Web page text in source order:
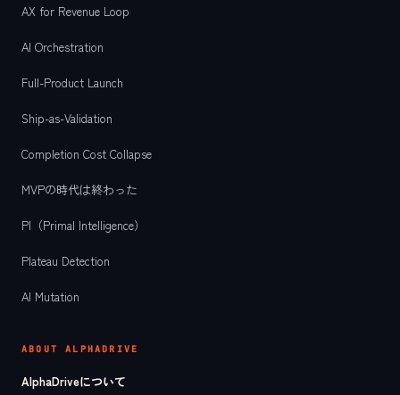
AX for Revenue Loop
AI Orchestration
Full-Product Launch
Ship-as-Validation
Completion Cost Collapse
MVPの時代は終わった
PI（Primal Intelligence）
Plateau Detection
AI Mutation
ABOUT ALPHADRIVE
AlphaDriveについて